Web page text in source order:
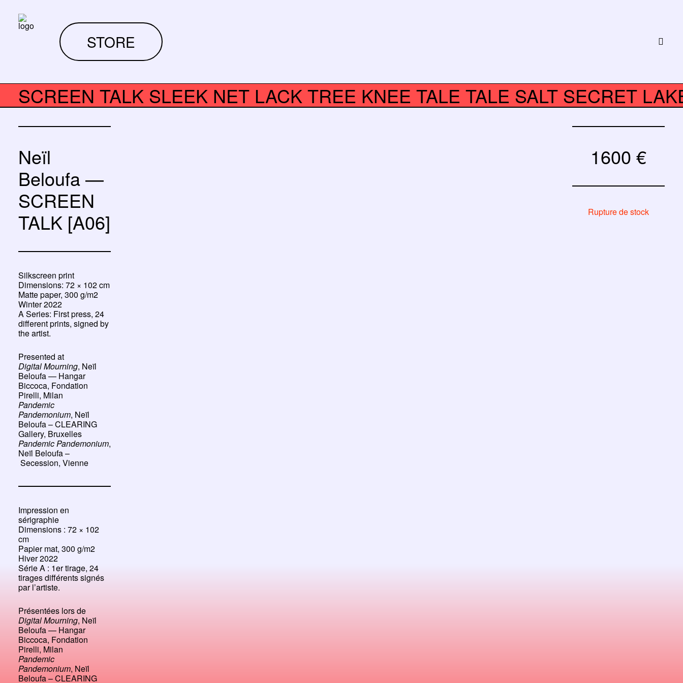
STORE
SCREEN TALK SLEEK NET LACK TREE KNEE TALE TALE SALT SECRET
Neïl
Beloufa —
SCREEN
TALK [A06]
Silkscreen print
Dimensions: 72 × 102 cm
Matte paper, 300 g/m2
Winter 2022
A Series: First press, 24
different prints, signed by
the artist.
Presented at
Digital Mourning, Neïl
Beloufa — Hangar
Biccoca, Fondation
Pirelli, Milan
Pandemic
Pandemonium, Neïl
Beloufa – CLEARING
Gallery, Bruxelles
Pandemic Pandemonium,
Neïl Beloufa –
Secession, Vienne
Impression en
sérigraphie
Dimensions : 72 × 102
cm
Papier mat, 300 g/m2
Hiver 2022
Série A : 1er tirage, 24
tirages différents signés
par l’artiste.
Présentées lors de
Digital Mourning, Neïl
Beloufa — Hangar
Biccoca, Fondation
Pirelli, Milan
Pandemic
Pandemonium, Neïl
Beloufa – CLEARING
1600 €
Rupture de stock